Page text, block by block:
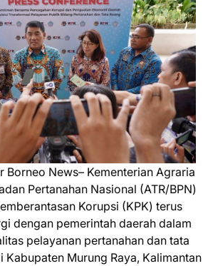
Borneo News– Kementerian Agraria
Pertanahan Nasional (ATR/BPN)
Korupsi (KPK) terus
dengan pemerintah daerah dalam
pelayanan pertanahan dan tata
Kabupaten Murung Raya, Kalimantan